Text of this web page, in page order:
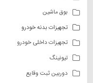
بوق ماشین
تجهیزات بدنه خودرو
تجهیزات داخلی خودرو
تیونینگ
دوربین ثبت وقایع